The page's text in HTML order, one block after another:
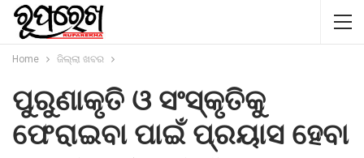
Home ଜିଲ୍ଲା ଖବର
ପୁରୁଣାକୃତି ଓ ସଂସ୍କୃତିକୁ
ଫେରାଇବା ପାଇଁ ପ୍ରୟାସ ହେବା